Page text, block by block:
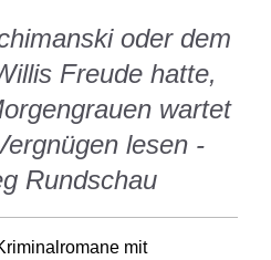
oder dem
Freude hatte,
wartet
lesen -
Rundschau
mit